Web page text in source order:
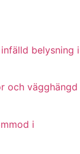
belysning i
och vägghängd
i